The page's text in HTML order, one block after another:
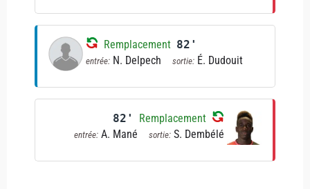
Remplacement 82'
entrée: N. Delpech sortie: É. Dudouit
82' Remplacement
entrée: A. Mané sortie: S. Dembélé